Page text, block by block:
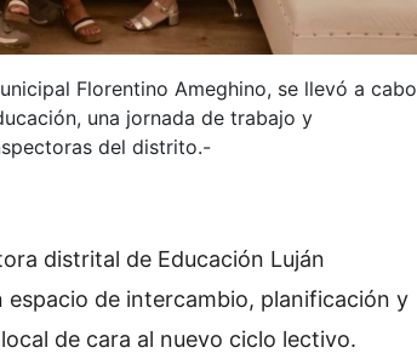
Florentino Ameghino, se llevó a cabo
una jornada de trabajo y
del distrito.-
distrital de Educación Luján
de intercambio, planificación y
de cara al nuevo ciclo lectivo.